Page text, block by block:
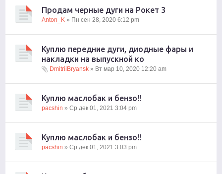
Продам черные дуги на Рокет 3
Anton_K » Пн сен 28, 2020 6:12 pm
Куплю передние дуги, диодные фары и
накладки на выпускной ко
DmitriiBryansk » Вт мар 10, 2020 12:20 am
Куплю маслобак и бензо!!
pacshin » Ср дек 01, 2021 3:04 pm
Куплю маслобак и бензо!!
pacshin » Ср дек 01, 2021 3:03 pm